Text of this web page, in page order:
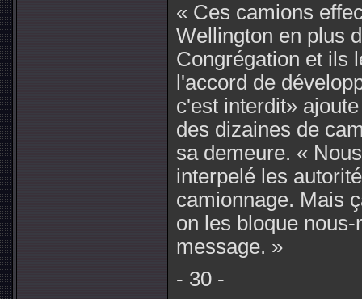
« Ces camions
Wellington en plus
Congrégation et ils
l'accord de
c'est interdit»
des dizaines de
sa demeure. «
interpelé les
camionnage. Mais
on les bloque
message. »
- 30 -